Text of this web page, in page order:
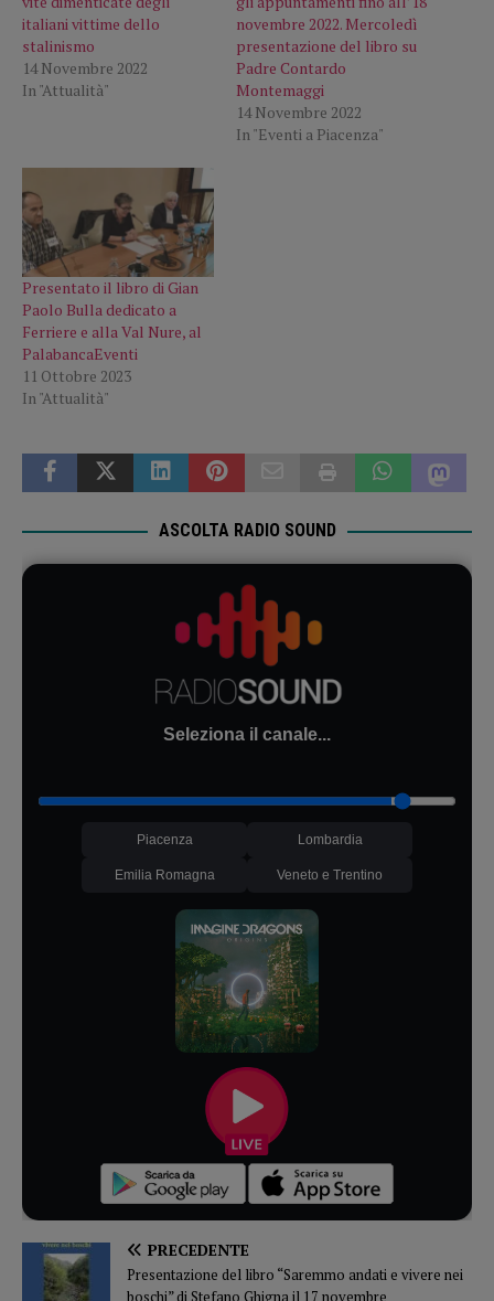
italiani vittime dello
stalinismo
14 Novembre 2022
In "Attualità"
novembre 2022. Mercoledì
presentazione del libro su
Padre Contardo
Montemaggi
14 Novembre 2022
In "Eventi a Piacenza"
Presentato il libro di Gian
Paolo Bulla dedicato a
Ferriere e alla Val Nure, al
PalabancaEventi
11 Ottobre 2023
In "Attualità"
ASCOLTA RADIO SOUND
Seleziona il canale...
Piacenza Lombardia
Emilia Romagna Veneto e Trentino
PRECEDENTE
Presentazione del libro “Saremmo andati e vivere nei
boschi” di Stefano Ghigna il 17 novembre